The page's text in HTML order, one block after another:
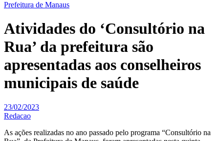
Prefeitura de Manaus
Atividades do ‘Consultório na
Rua’ da prefeitura são
apresentadas aos conselheiros
municipais de saúde
23/02/2023
Redacao
As ações realizadas no ano passado pelo programa “Consultório na